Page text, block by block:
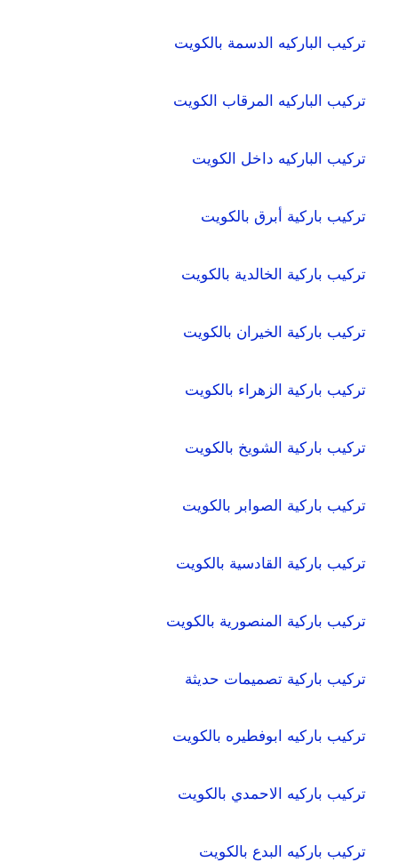
تركيب الباركيه الدسمة بالكويت
تركيب الباركيه المرقاب الكويت
تركيب الباركيه داخل الكويت
تركيب باركية أبرق بالكويت
تركيب باركية الخالدية بالكويت
تركيب باركية الخيران بالكويت
تركيب باركية الزهراء بالكويت
تركيب باركية الشويخ بالكويت
تركيب باركية الصوابر بالكويت
تركيب باركية القادسية بالكويت
تركيب باركية المنصورية بالكويت
تركيب باركية تصميمات حديثة
تركيب باركيه ابوفطيره بالكويت
تركيب باركيه الاحمدي بالكويت
تركيب باركيه البدع بالكويت